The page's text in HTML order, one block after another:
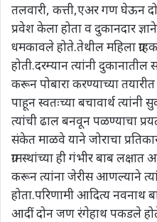
तलवारी, कत्ती,एअर गण घेऊन
प्रवेश केला होता व दुकानदार
धमकावले होते.तेथील महिला
होती.दरम्यान त्यांनी
करून पोबारा करण्याच्या तयारीत
पाहून स्वतःच्या बचावार्थ
त्यांची ढाल बनवून पळण्याचा
संकेत माळवे याने जोराचा
ग्रामस्थांच्या ही गंभीर बाब
करून त्यांना जेरीस आणल्याने
होता.परिणामी आदित्य
आदीं दोन जण रंगेहाथ पकडले